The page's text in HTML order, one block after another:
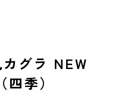
グラ NEW
季）